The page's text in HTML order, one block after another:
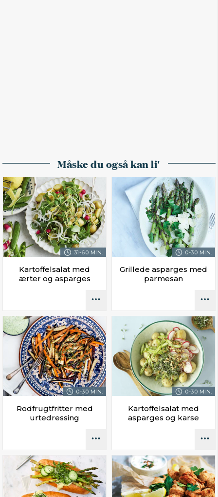
Måske du også kan li'
31-60 MIN.
Kartoffelsalat med
ærter og asparges
0-30 MIN.
Grillede asparges med
parmesan
0-30 MIN.
Rodfrugtfritter med
urtedressing
0-30 MIN.
Kartoffelsalat med
asparges og karse